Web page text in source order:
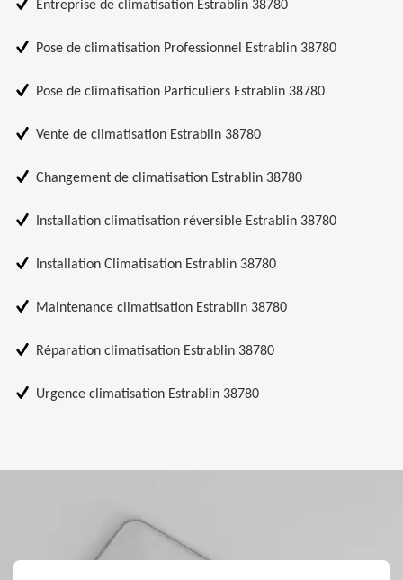
Entreprise de climatisation Estrablin 38780
Pose de climatisation Professionnel Estrablin 38780
Pose de climatisation Particuliers Estrablin 38780
Vente de climatisation Estrablin 38780
Changement de climatisation Estrablin 38780
Installation climatisation réversible Estrablin 38780
Installation Climatisation Estrablin 38780
Maintenance climatisation Estrablin 38780
Réparation climatisation Estrablin 38780
Urgence climatisation Estrablin 38780